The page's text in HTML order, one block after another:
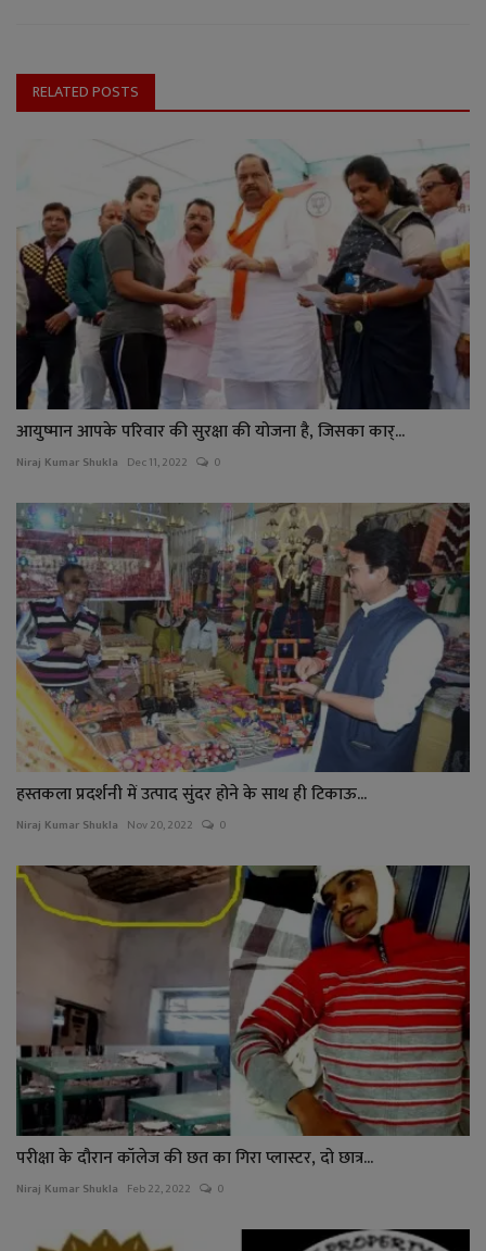
RELATED POSTS
आयुष्मान आपके परिवार की सुरक्षा की योजना है, जिसका कार्...
Niraj Kumar Shukla Dec 11, 2022 0
हस्तकला प्रदर्शनी में उत्पाद सुंदर होने के साथ ही टिकाऊ...
Niraj Kumar Shukla Nov 20, 2022 0
परीक्षा के दौरान कॉलेज की छत का गिरा प्लास्टर, दो छात्र...
Niraj Kumar Shukla Feb 22, 2022 0